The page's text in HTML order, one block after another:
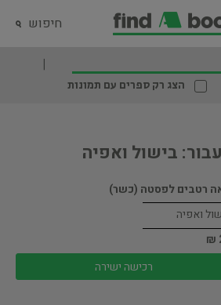
חיפוש
הצג רק ספרים עם תמונות
בישול ואפיה
רטבים לפסטה (כשר)
ואפיה
רכישה ישירה